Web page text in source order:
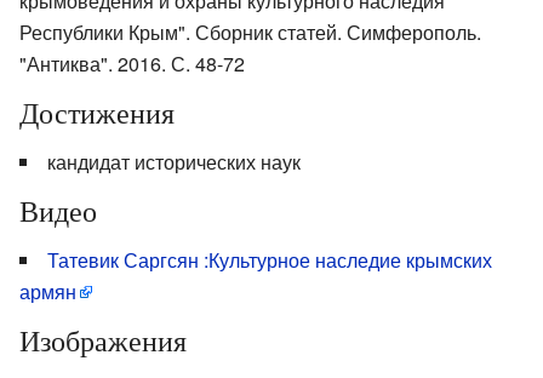
Республики Крым". Сборник статей. Симферополь.
"Антиква". 2016. С. 48-72
Достижения
кандидат исторических наук
Видео
Татевик Саргсян :Культурное наследие крымских
армян
Изображения